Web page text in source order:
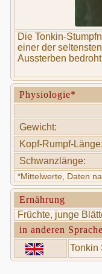
Die Tonkin-
einer der
Aussterben
Physiologie*
Gewicht:
Kopf-Rumpf-Länge:
Schwanzlänge:
*Mittelwerte, Daten
Ernährung
Früchte, junge
in anderen
Tonkin